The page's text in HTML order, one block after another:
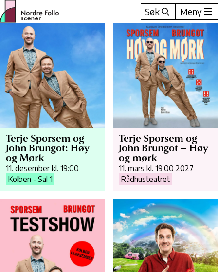
Hopp
til
innhold
Søk Meny
Terje Sporsem og
John Brungot: Høy
og Mørk
11. desember kl. 19:00
Kolben - Sal 1
Terje Sporsem og
John Brungot – Høy
og mørk
11. mars kl. 19:00 2027
Rådhusteatret